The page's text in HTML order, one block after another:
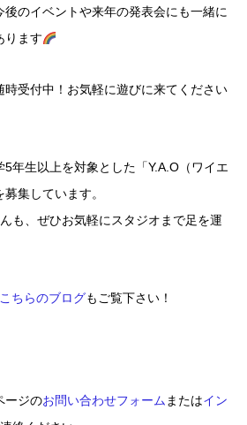
のイベントや来年の発表会にも一緒に
ります
時受付中！お気軽に遊びに来てください
5年生以上を対象とした「Y.A.O（ワイエ
集しています。
も、ぜひお気軽にスタジオまで足を運
こちらのブログもご覧下さい！
ージのお問い合わせフォームまたはイン